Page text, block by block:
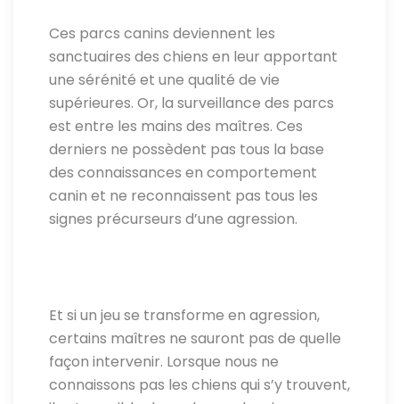
Ces parcs canins deviennent les
sanctuaires des chiens en leur apportant
une sérénité et une qualité de vie
supérieures. Or, la surveillance des parcs
est entre les mains des maîtres. Ces
derniers ne possèdent pas tous la base
des connaissances en comportement
canin et ne reconnaissent pas tous les
signes précurseurs d’une agression.
Et si un jeu se transforme en agression,
certains maîtres ne sauront pas de quelle
façon intervenir. Lorsque nous ne
connaissons pas les chiens qui s’y trouvent,